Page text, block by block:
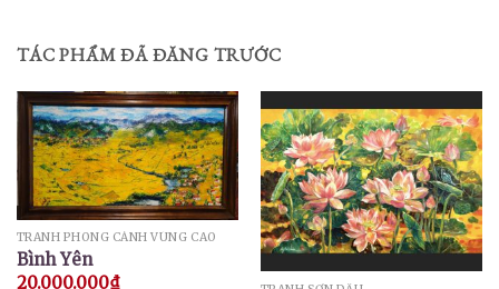
TÁC PHẨM ĐÃ ĐĂNG TRƯỚC
TRANH PHONG CẢNH VÙNG CAO
Bình Yên
20.000.000₫